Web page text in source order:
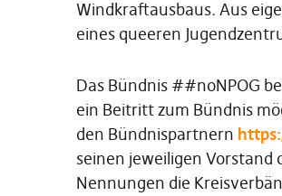
Windkraftausbaus. Aus
eines queeren
Das Bündnis ##noNPOG
ein Beitritt zum Bündnis
den Bündnispartnern
seinen jeweiligen
Nennungen die